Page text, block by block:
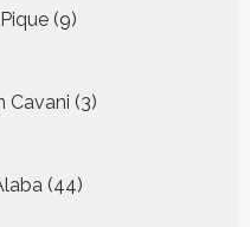
9
producten
Cavani 3
producten
44
producten